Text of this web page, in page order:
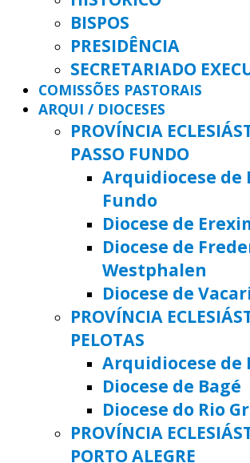
BISPOS
PRESIDÊNCIA
SECRETARIADO
COMISSÕES PASTORAIS
ARQUI / DIOCESES
PROVÍNCIA
PASSO FUNDO
Arquidiocese de
Fundo
Diocese de
Diocese de
Westphalen
Diocese de
PROVÍNCIA
PELOTAS
Arquidiocese de
Diocese de Bagé
Diocese do Rio
PROVÍNCIA
PORTO ALEGRE